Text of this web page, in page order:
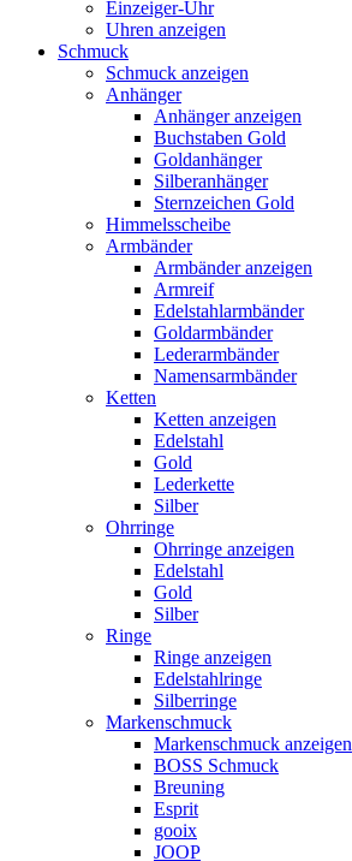
Einzeiger-Uhr
Uhren anzeigen
Schmuck
Schmuck anzeigen
Anhänger
Anhänger anzeigen
Buchstaben Gold
Goldanhänger
Silberanhänger
Sternzeichen Gold
Himmelsscheibe
Armbänder
Armbänder anzeigen
Armreif
Edelstahlarmbänder
Goldarmbänder
Lederarmbänder
Namensarmbänder
Ketten
Ketten anzeigen
Edelstahl
Gold
Lederkette
Silber
Ohrringe
Ohrringe anzeigen
Edelstahl
Gold
Silber
Ringe
Ringe anzeigen
Edelstahlringe
Silberringe
Markenschmuck
Markenschmuck anzeigen
BOSS Schmuck
Breuning
Esprit
gooix
JOOP